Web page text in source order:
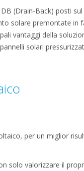
(Drain-Back) posti
solare premontate in
vantaggi della
solari
per un miglior
solo valorizzare il